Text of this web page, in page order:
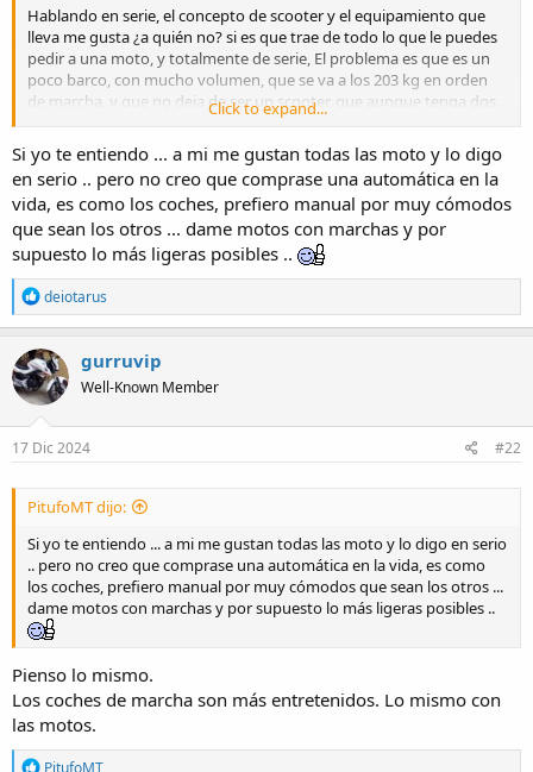
Hablando en serie, el concepto de scooter y el equipamiento que
lleva me gusta ¿a quién no? si es que trae de todo lo que le puedes
pedir a una moto, y totalmente de serie, El problema es que es un
poco barco, con mucho volumen, que se va a los 203 kg en orden
de marcha, y que no deja de ser un scooter, que aunque tenga dos
ruedas no es una moto, además de toda la parafernalia de plásticos
que lleva.
En fin, como me gusta decir, eso no es ni bueno, ni malo, es solo
diferente y tiene cosas mejores que una moto standard, y cosas
peores, por lo que se trata de elegir con qué te quedas y a qué estás
dispuesto a renunciar.
Click to expand...
Si yo te entiendo ... a mi me gustan todas las moto y lo digo
en serio .. pero no creo que comprase una automática en la
vida, es como los coches, prefiero manual por muy cómodos
que sean los otros ... dame motos con marchas y por
supuesto lo más ligeras posibles ..
R
e
a
c
t
i
o
n
s
deiotarus
gurruvip
Well-Known Member
17 Dic 2024 #22
PitufoMT dijo:
Si yo te entiendo ... a mi me gustan todas las moto y lo digo en serio
.. pero no creo que comprase una automática en la vida, es como
los coches, prefiero manual por muy cómodos que sean los otros ...
dame motos con marchas y por supuesto lo más ligeras posibles ..
Pienso lo mismo.
Los coches de marcha son más entretenidos. Lo mismo con
las motos.
R
PitufoMT